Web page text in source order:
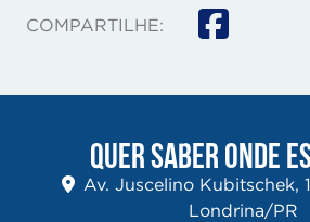
COMPARTILHE:
QUER SABER ONDE
Av. Juscelino Kubitschek,
Londrina/PR